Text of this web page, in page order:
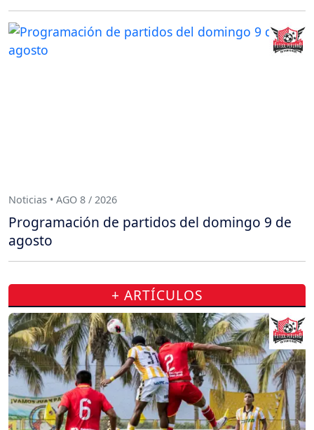
Noticias • AGO 8 / 2026
Programación de partidos del domingo 9 de
agosto
+ ARTÍCULOS